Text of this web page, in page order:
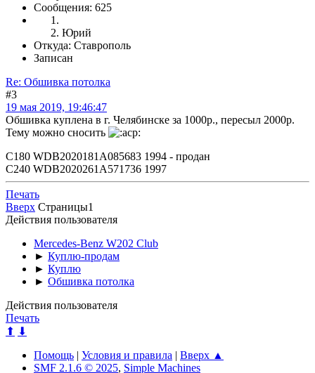
Сообщения: 625
Юрий
Откуда: Ставрополь
Записан
Re: Обшивка потолка
#3
19 мая 2019, 19:46:47
Обшивка куплена в г. Челябинске за 1000р., пересыл 2000р.
Тему можно сносить
С180 WDB2020181A085683 1994 - продан
С240 WDB2020261A571736 1997
Печать
Вверх Страницы1
Действия пользователя
Mercedes-Benz W202 Club
► Куплю-продам
► Куплю
► Обшивка потолка
Действия пользователя
Печать
⬆ ⬇
Помощь | Условия и правила | Вверх ▲
SMF 2.1.6 © 2025, Simple Machines